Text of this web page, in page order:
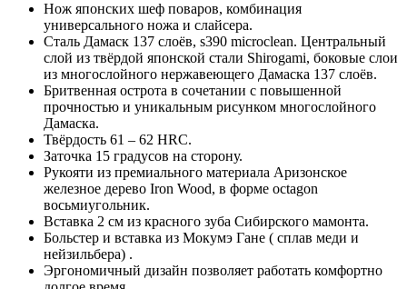
слоёв.
Iron
Wood,
красный
зуб
мамонта,
мокумэ
гане,
octagon.
Нож японских шеф поваров, комбинация
универсального ножа и слайсера.
Сталь Дамаск 137 слоёв, s390 microclean. Центральный
слой из твёрдой японской стали Shirogami, боковые слои
из многослойного нержавеющего Дамаска 137 слоёв.
Бритвенная острота в сочетании с повышенной
прочностью и уникальным рисунком многослойного
Дамаска.
Твёрдость 61 – 62 HRC.
Заточка 15 градусов на сторону.
Рукояти из премиального материала Аризонское
железное дерево Iron Wood, в форме octagon
восьмиугольник.
Вставка 2 см из красного зуба Сибирского мамонта.
Больстер и вставка из Мокумэ Гане ( сплав меди и
нейзильбера) .
Эргономичный дизайн позволяет работать комфортно